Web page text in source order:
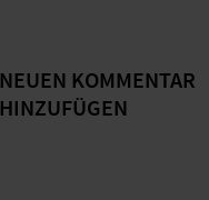
NEUEN KOMMENTAR
HINZUFÜGEN